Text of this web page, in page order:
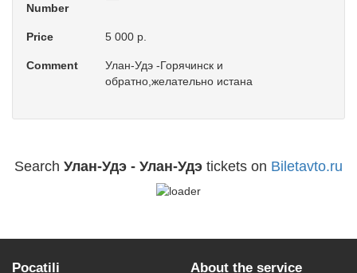
Number
Price 5 000 р.
Comment
Улан-Удэ -Горячинск и
обратно,желательно истана
Search Улан-Удэ - Улан-Удэ tickets on Biletavto.ru
Pocatili About the service